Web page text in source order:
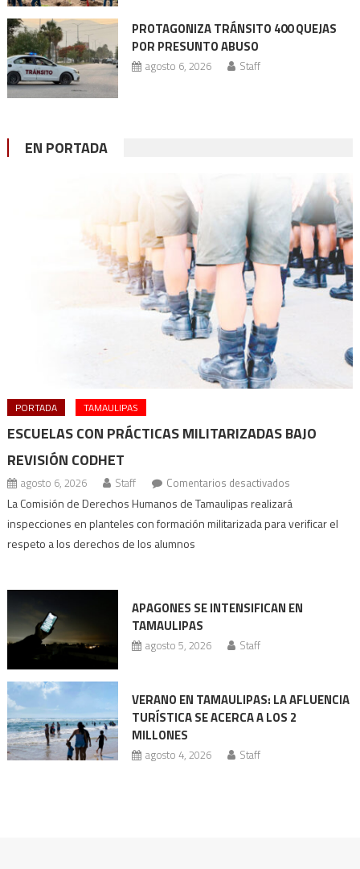
PROTAGONIZA TRÁNSITO 400 QUEJAS
POR PRESUNTO ABUSO
agosto 6, 2026 Staff
EN PORTADA
PORTADA TAMAULIPAS
ESCUELAS CON PRÁCTICAS MILITARIZADAS BAJO
REVISIÓN CODHET
agosto 6, 2026 Staff Comentarios desactivadosen
Escuelas
con
Codhet
La Comisión de Derechos Humanos de Tamaulipas realizará
inspecciones en planteles con formación militarizada para verificar el
respeto a los derechos de los alumnos
APAGONES SE INTENSIFICAN EN
TAMAULIPAS
agosto 5, 2026 Staff
VERANO EN TAMAULIPAS: LA AFLUENCIA
TURÍSTICA SE ACERCA A LOS 2
MILLONES
agosto 4, 2026 Staff